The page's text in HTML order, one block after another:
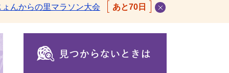
んからの里マラソン大会 あと70日